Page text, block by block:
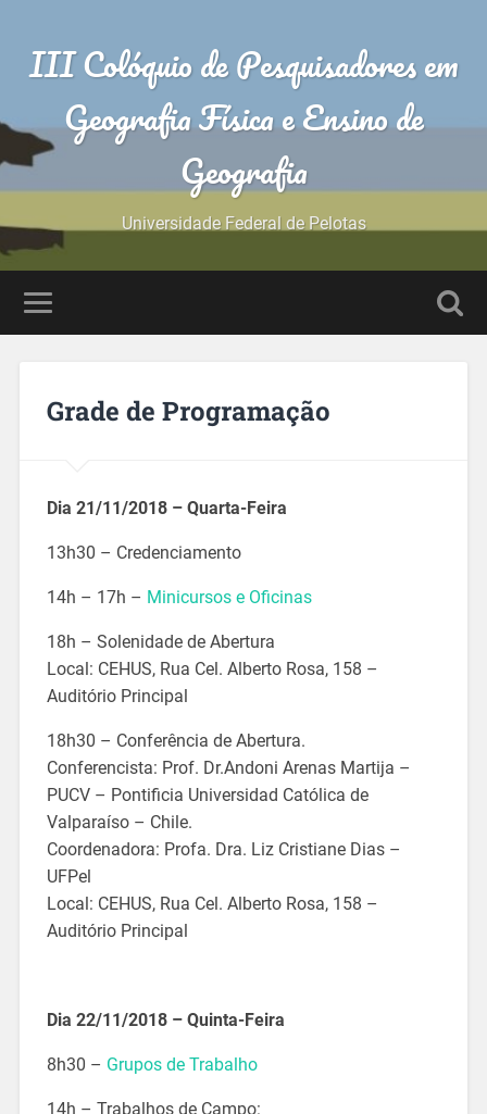
III Colóquio de Pesquisadores em
Geografia Física e Ensino de
Geografia
Universidade Federal de Pelotas
Grade de Programação
Dia 21/11/2018 – Quarta-Feira
13h30 – Credenciamento
14h – 17h – Minicursos e Oficinas
18h – Solenidade de Abertura
Local: CEHUS, Rua Cel. Alberto Rosa, 158 –
Auditório Principal
18h30 – Conferência de Abertura.
Conferencista: Prof. Dr.Andoni Arenas Martija –
PUCV – Pontificia Universidad Católica de
Valparaíso – Chile.
Coordenadora: Profa. Dra. Liz Cristiane Dias –
UFPel
Local: CEHUS, Rua Cel. Alberto Rosa, 158 –
Auditório Principal
Dia 22/11/2018 – Quinta-Feira
8h30 – Grupos de Trabalho
14h – Trabalhos de Campo: